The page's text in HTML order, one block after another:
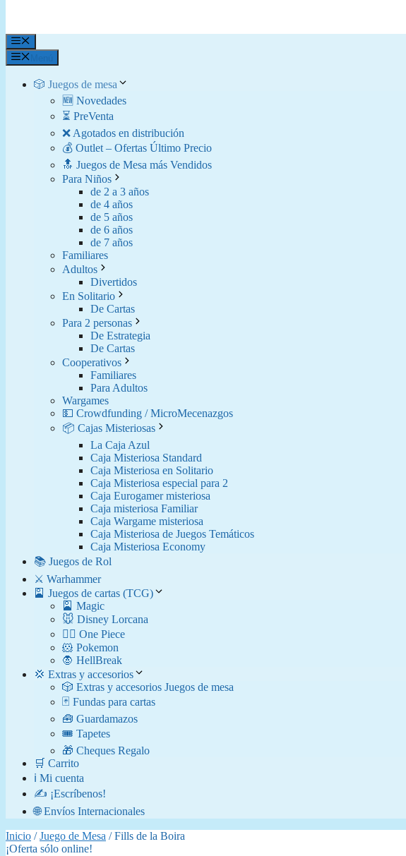
Menú
🎲 Juegos de mesa
🆕 Novedades
⏳ PreVenta
❌ Agotados en distribución
💰 Outlet – Ofertas Último Precio
🔝 Juegos de Mesa más Vendidos
Para Niños
de 2 a 3 años
de 4 años
de 5 años
de 6 años
de 7 años
Familiares
Adultos
Divertidos
En Solitario
De Cartas
Para 2 personas
De Estrategia
De Cartas
Cooperativos
Familiares
Para Adultos
Wargames
💵 Crowdfunding / MicroMecenazgos
📦 Cajas Misteriosas
La Caja Azul
Caja Misteriosa Standard
Caja Misteriosa en Solitario
Caja Misteriosa especial para 2
Caja Eurogamer misteriosa
Caja misteriosa Familiar
Caja Wargame misteriosa
Caja Misteriosa de Juegos Temáticos
Caja Misteriosa Economy
📚 Juegos de Rol
⚔️ Warhammer
🎴 Juegos de cartas (TCG)
🎴 Magic
🐭 Disney Lorcana
🏴‍☠️ One Piece
🐹 Pokemon
🧛​ HellBreak
💢 Extras y accesorios
🎲 Extras y accesorios Juegos de mesa
🃏 Fundas para cartas
🧰 Guardamazos
🎟️ Tapetes
🎁 Cheques Regalo
🛒 Carrito
ℹ️ Mi cuenta
✍️ ¡Escríbenos!
🌐 Envíos Internacionales
Inicio /Juego de Mesa / Fills de la Boira
¡Oferta sólo online!